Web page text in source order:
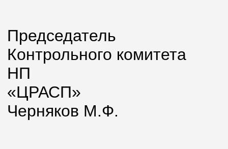
Председатель
Контрольного комитета
НП
Черняков М.Ф.